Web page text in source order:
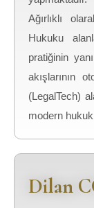
Ağırlıklı
Hukuku
pratiğinin
akışlarının
(LegalTech)
modern
Dilan